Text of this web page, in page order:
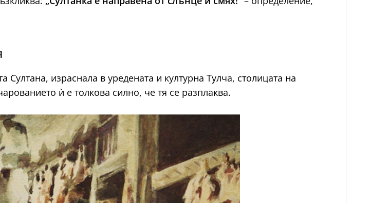
израснала в уредената и културна Тулча, столицата на
ѝ е толкова силно, че тя се разплаква.